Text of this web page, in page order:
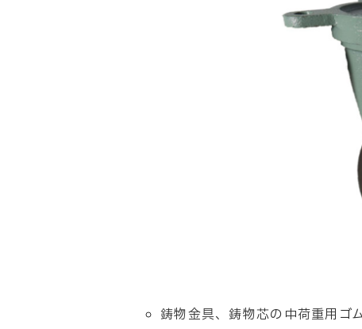
鋳物金具、鋳物芯の中荷重用ゴ